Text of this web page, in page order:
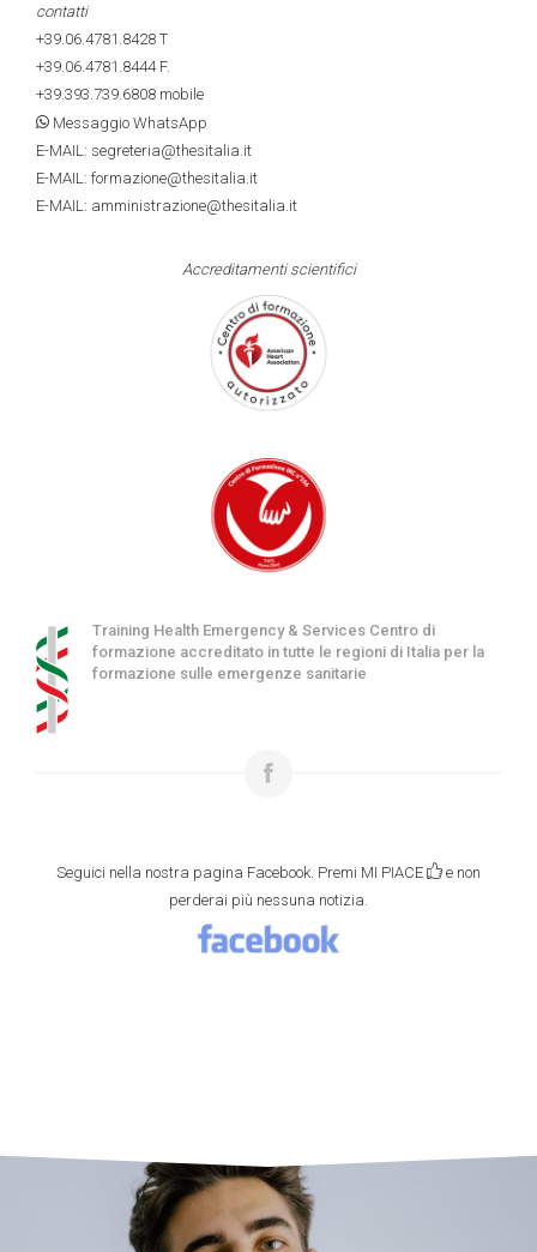
contatti
+39.06.4781.8428 T
+39.06.4781.8444F.
+39.393.739.6808 mobile
Messaggio WhatsApp
E-MAIL: segreteria@thesitalia.it
E-MAIL: formazione@thesitalia.it
E-MAIL: amministrazione@thesitalia.it
Accreditamenti scientifici
Training Health Emergency & Services Centro di
formazione accreditato in tutte le regioni di Italia per la
formazione sulle emergenze sanitarie
Seguici nella nostra pagina Facebook. Premi MI PIACE
e non
perderai più nessuna notizia.